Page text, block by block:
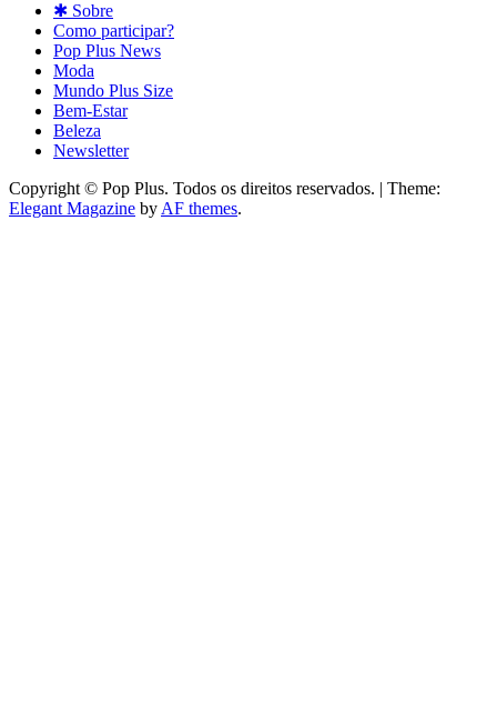
✱ Sobre
Como participar?
Pop Plus News
Moda
Mundo Plus Size
Bem-Estar
Beleza
Newsletter
Copyright © Pop Plus. Todos os direitos reservados. | Theme:
Elegant Magazine byAF themes.